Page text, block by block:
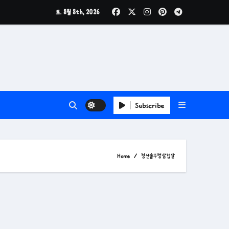
토. 8월 8th, 2026
Subscribe
Home 경산솥뚜껑삼겹살